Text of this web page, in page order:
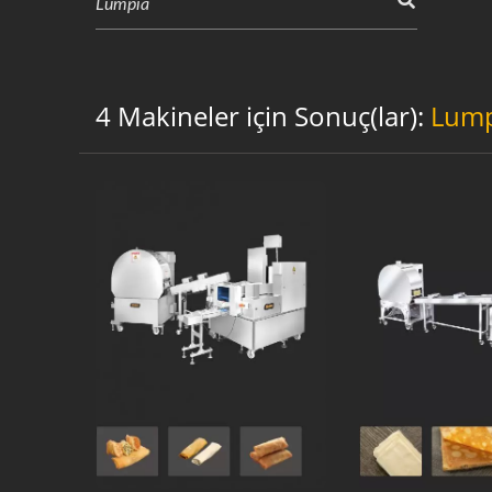
4 Makineler için Sonuç(lar):